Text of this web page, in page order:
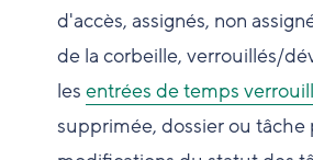
d'accès, assignés, non
de la corbeille, verrouillés/
les entrées de temps
supprimée, dossier ou